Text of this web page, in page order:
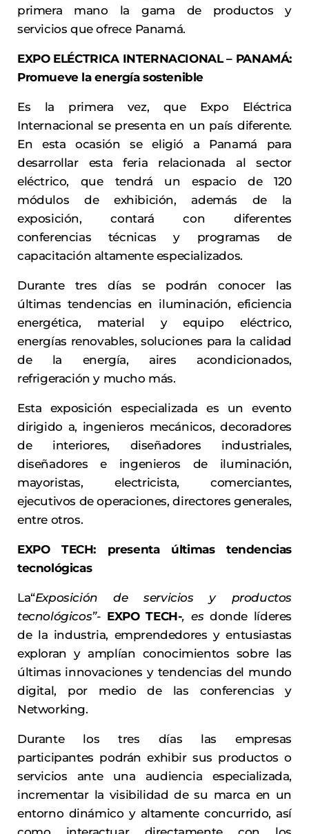
primera mano la gama de productos y
servicios que ofrece Panamá.
EXPO ELÉCTRICA INTERNACIONAL – PANAMÁ:
Promueve la energía sostenible
Es la primera vez, que Expo Eléctrica
Internacional se presenta en un país diferente.
En esta ocasión se eligió a Panamá para
desarrollar esta feria relacionada al sector
eléctrico, que tendrá un espacio de 120
módulos de exhibición, además de la
exposición, contará con diferentes
conferencias técnicas y programas de
capacitación altamente especializados.
Durante tres días se podrán conocer las
últimas tendencias en iluminación, eficiencia
energética, material y equipo eléctrico,
energías renovables, soluciones para la calidad
de la energía, aires acondicionados,
refrigeración y mucho más.
Esta exposición especializada es un evento
dirigido a, ingenieros mecánicos, decoradores
de interiores, diseñadores industriales,
diseñadores e ingenieros de iluminación,
mayoristas, electricista, comerciantes,
ejecutivos de operaciones, directores generales,
entre otros.
EXPO TECH: presenta últimas tendencias
tecnológicas
La“Exposición de servicios y productos
tecnológicos”- EXPO TECH-, es donde líderes
de la industria, emprendedores y entusiastas
exploran y amplían conocimientos sobre las
últimas innovaciones y tendencias del mundo
digital, por medio de las conferencias y
Networking.
Durante los tres días las empresas
participantes podrán exhibir sus productos o
servicios ante una audiencia especializada,
incrementar la visibilidad de su marca en un
entorno dinámico y altamente concurrido, así